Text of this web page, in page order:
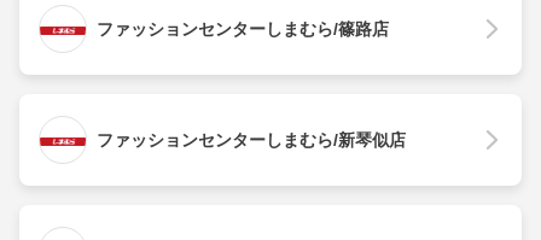
ファッションセンターしまむら/篠路店
ファッションセンターしまむら/新琴似店